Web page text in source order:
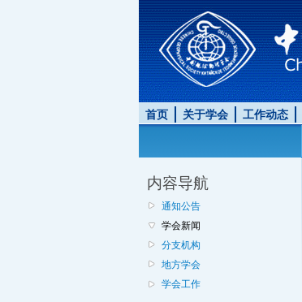
首页 关于学会 工作动态
内容导航
通知公告
学会新闻
分支机构
地方学会
学会工作